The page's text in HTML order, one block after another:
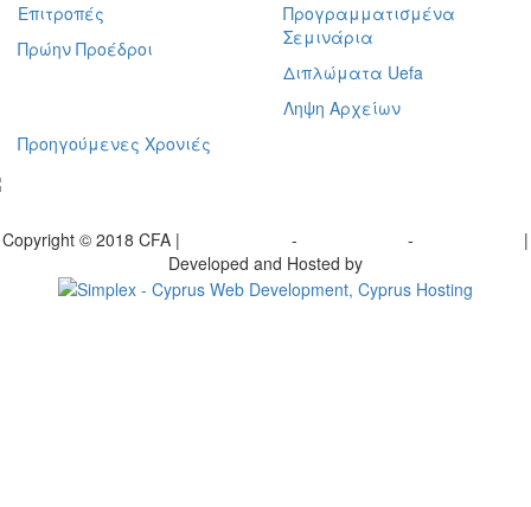
Επιτροπές
Πρώην Προέδροι
Προγραμματισμένα
Σεμινάρια
Διπλώματα Uefa
Ληψη Αρχείων
Προηγούμενες Χρονιές
Copyright © 2018 CFA | - -
|
Developed and Hosted by